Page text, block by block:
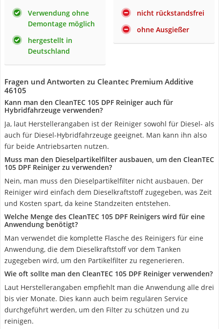
Verwendung ohne
Demontage möglich
hergestellt in
Deutschland
nicht rückstandsfrei
ohne Ausgießer
Fragen und Antworten zu Cleantec Premium Additive
46105
Kann man den CleanTEC 105 DPF Reiniger auch für
Hybridfahrzeuge verwenden?
Ja, laut Herstellerangaben ist der Reiniger sowohl für Diesel- als
auch für Diesel-Hybridfahrzeuge geeignet. Man kann ihn also
für beide Antriebsarten nutzen.
Muss man den Dieselpartikelfilter ausbauen, um den CleanTEC
105 DPF Reiniger zu verwenden?
Nein, man muss den Dieselpartikelfilter nicht ausbauen. Der
Reiniger wird einfach dem Dieselkraftstoff zugegeben, was Zeit
und Kosten spart, da keine Standzeiten entstehen.
Welche Menge des CleanTEC 105 DPF Reinigers wird für eine
Anwendung benötigt?
Man verwendet die komplette Flasche des Reinigers für eine
Anwendung, die dem Dieselkraftstoff vor dem Tanken
zugegeben wird, um den Partikelfilter zu regenerieren.
Wie oft sollte man den CleanTEC 105 DPF Reiniger verwenden?
Laut Herstellerangaben empfiehlt man die Anwendung alle drei
bis vier Monate. Dies kann auch beim regulären Service
durchgeführt werden, um den Filter zu schützen und zu
reinigen.